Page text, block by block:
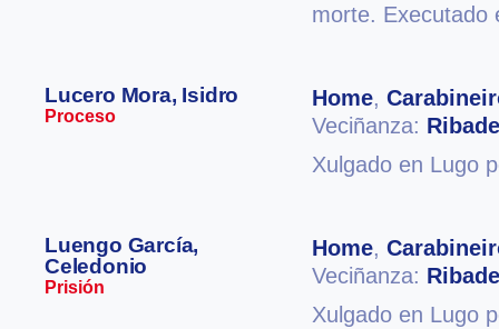
morte. Executado
Lucero Mora, Isidro
Proceso
Home,
Veciñanza:
Xulgado en Lugo
Luengo García,
Celedonio
Prisión
Home,
Veciñanza:
Xulgado en Lugo